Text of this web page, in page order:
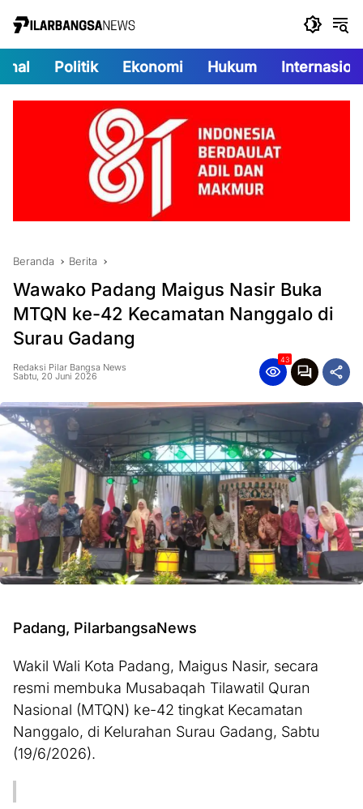
Politik Ekonomi Hukum
Beranda Berita
Wawako Padang Maigus Nasir Buka
MTQN ke-42 Kecamatan Nanggalo di
Surau Gadang
Redaksi Pilar Bangsa News
Sabtu, 20 Juni 2026
43
Padang, PilarbangsaNews
Wakil Wali Kota Padang, Maigus Nasir, secara
resmi membuka Musabaqah Tilawatil Quran
Nasional (MTQN) ke-42 tingkat Kecamatan
Nanggalo, di Kelurahan Surau Gadang, Sabtu
(19/6/2026).